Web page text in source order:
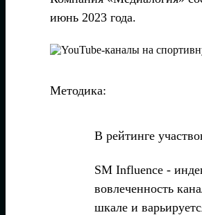
июнь 2023 года.
Методика:
В рейтинге
SM Influence -
вовлеченность
шкале и